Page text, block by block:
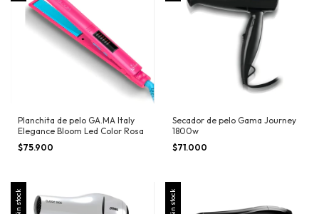
Planchita de pelo GA.MA Italy
Elegance Bloom Led Color Rosa
$75.900
Secador de pelo Gama Journey
1800w
$71.000
Sin stock Sin stock